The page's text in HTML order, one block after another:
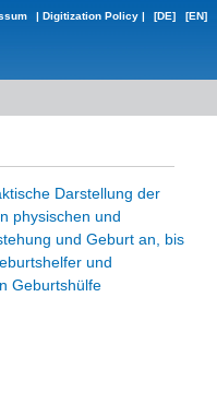
| Digitization Policy | [DE] [EN]
Darstellung der
physischen und
und Geburt an, bis
und
Geburtshülfe